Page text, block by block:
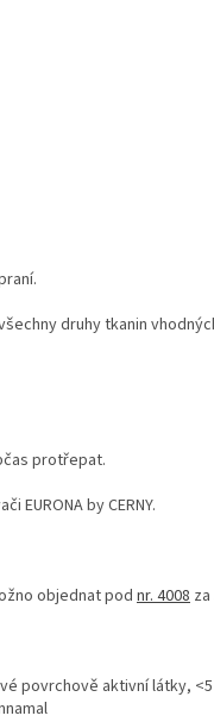
druhy tkanin
protřepat.
by CERNY.
objednat pod nr. 4008
povrchově aktivní látky,